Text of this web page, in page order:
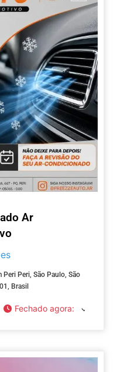
Ar
Peri, São Paulo, São
Brasil
Fechado agora: